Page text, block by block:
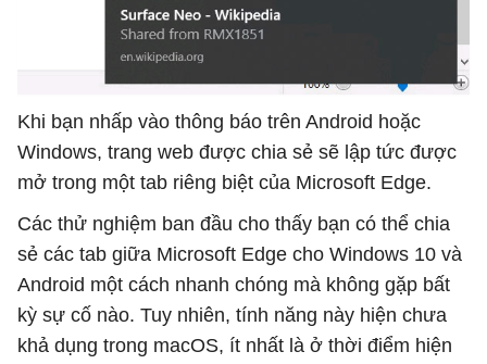
Khi bạn nhấp vào thông báo trên Android hoặc
Windows, trang web được chia sẻ sẽ lập tức được
mở trong một tab riêng biệt của Microsoft Edge.
Các thử nghiệm ban đầu cho thấy bạn có thể chia
sẻ các tab giữa Microsoft Edge cho Windows 10 và
Android một cách nhanh chóng mà không gặp bất
kỳ sự cố nào. Tuy nhiên, tính năng này hiện chưa
khả dụng trong macOS, ít nhất là ở thời điểm hiện